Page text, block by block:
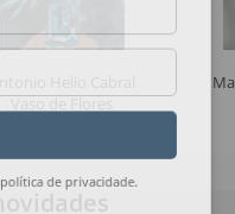
Vaso de Flores
política de privacidade